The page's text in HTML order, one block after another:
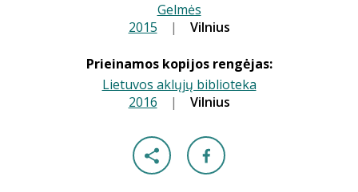
Gelmės
2015 | Vilnius
Prieinamos kopijos rengėjas:
Lietuvos aklųjų biblioteka
2016 | Vilnius